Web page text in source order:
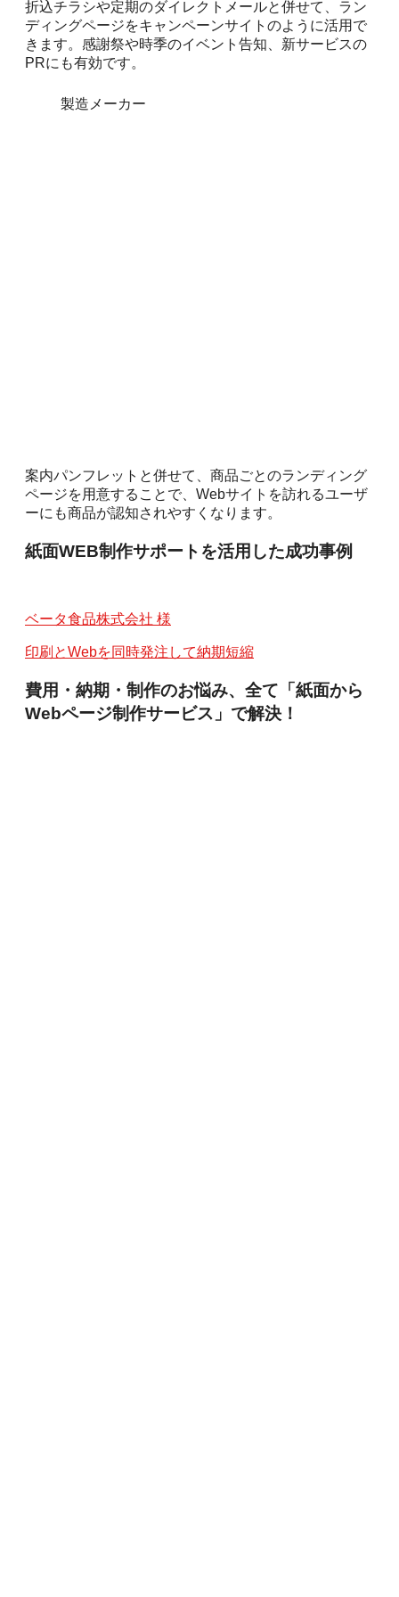
折込チラシや定期のダイレクトメールと併せて、ラン
ディングページをキャンペーンサイトのように活用で
きます。感謝祭や時季のイベント告知、新サービスの
PRにも有効です。
製造メーカー
案内パンフレットと併せて、商品ごとのランディング
ページを用意することで、Webサイトを訪れるユーザ
ーにも商品が認知されやすくなります。
紙面WEB制作サポートを活用した成功事例
ベータ食品株式会社 様
印刷とWebを同時発注して納期短縮
費用・納期・制作のお悩み、全て「紙面から
Webページ制作サービス」で解決！